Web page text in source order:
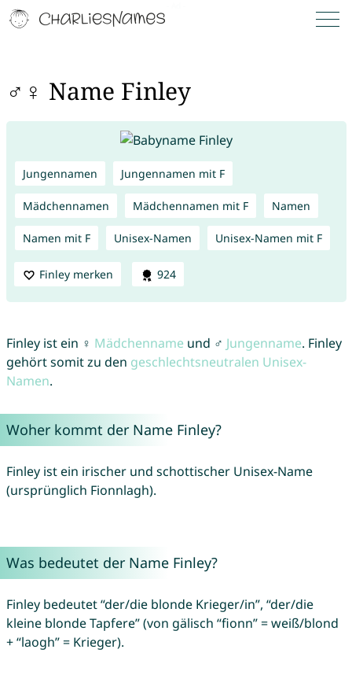
♂♀ Name Finley
Jungennamen Jungennamen mit F
Mädchennamen Mädchennamen mit F Namen
Namen mit F Unisex-Namen Unisex-Namen mit F
Finley merken 924
Finley ist ein ♀ Mädchenname und ♂ Jungenname. Finley
gehört somit zu den geschlechtsneutralen Unisex-
Namen.
Woher kommt der Name Finley?
Finley ist ein irischer und schottischer Unisex-Name
(ursprünglich Fionnlagh).
Was bedeutet der Name Finley?
Finley bedeutet “der/die blonde Krieger/in”, “der/die
kleine blonde Tapfere” (von gälisch “fionn” = weiß/blond
+ “laogh” = Krieger).